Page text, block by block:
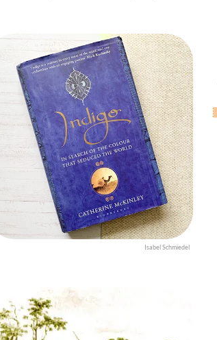
Isabel Schmiedel